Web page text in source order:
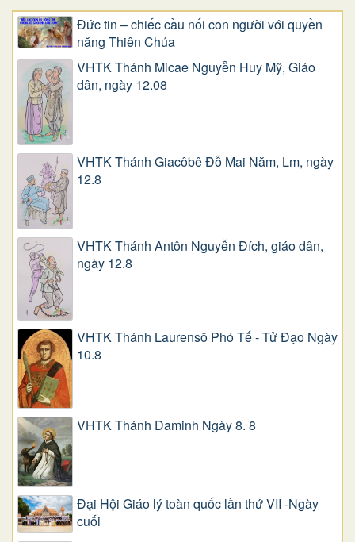
Đức tin – chiếc cầu nối con người với quyền
năng Thiên Chúa
VHTK Thánh Micae Nguyễn Huy Mỹ, Giáo
dân, ngày 12.08
VHTK Thánh Giacôbê Ðỗ Mai Năm, Lm, ngày
12.8
VHTK Thánh Antôn Nguyễn Ðích, giáo dân,
ngày 12.8
VHTK Thánh Laurensô Phó Tế - Tử Đạo Ngày
10.8
VHTK Thánh Đaminh Ngày 8. 8
Đại Hội Giáo lý toàn quốc lần thứ VII -Ngày
cuối